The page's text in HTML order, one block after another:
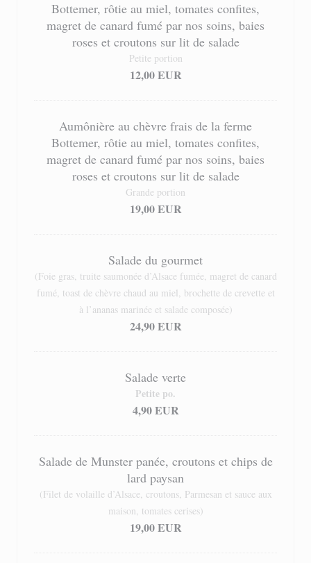
Bottemer, rôtie au miel, tomates confites,
magret de canard fumé par nos soins, baies
roses et croutons sur lit de salade
Petite portion
12,00 EUR
Aumônière au chèvre frais de la ferme
Bottemer, rôtie au miel, tomates confites,
magret de canard fumé par nos soins, baies
roses et croutons sur lit de salade
Grande portion
19,00 EUR
Salade du gourmet
(Foie gras, truite saumonée d’Alsace fumée, magret de canard
fumé, toast de chèvre chaud au miel, brochette de crevette et
à l’ananas marinée et salade composée)
24,90 EUR
Salade verte
4,90 EUR
Petite po.
Salade de Munster panée, croutons et chips de
lard paysan
(Filet de volaille d’Alsace, croutons, Parmesan et sauce aux
maison, tomates cerises)
19,00 EUR